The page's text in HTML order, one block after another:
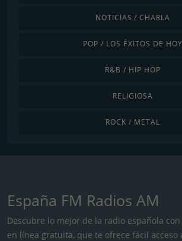
NOTICIAS / CHARLA
POP / LOS ÉXITOS DE HOY
R&B / HIP HOP
RELIGIOSA
ROCK / METAL
España FM Radios AM
Descubre lo mejor de la radio española
en línea gratuita, que te ofrece fácil acceso